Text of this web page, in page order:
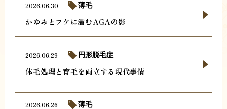
かゆみとフケに潜むAGAの影
2026.06.30 薄毛
体毛処理と育毛を両立する現代事情
2026.06.29 円形脱毛症
2026.06.26 薄毛